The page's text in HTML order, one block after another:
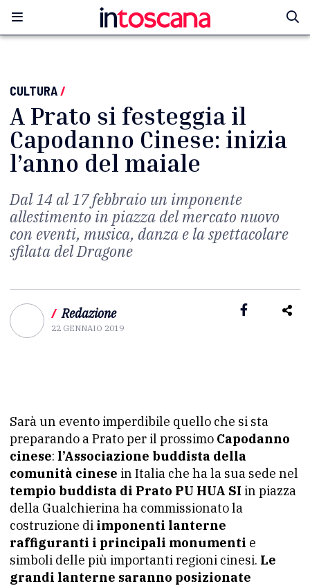
CULTURA/
A Prato si festeggia il
Capodanno Cinese: inizia
l’anno del maiale
Dal 14 al 17 febbraio un imponente
allestimento in piazza del mercato nuovo
con eventi, musica, danza e la spettacolare
sfilata del Dragone
/ Redazione
22 GENNAIO 2019
Sarà un evento imperdibile quello che si sta
preparando a Prato per il prossimo Capodanno
cinese: l’Associazione buddista della
comunità cinese in Italia che ha la sua sede nel
tempio buddista di Prato PU HUA SI in piazza
della Gualchierina ha commissionato la
costruzione di imponenti lanterne
raffiguranti i principali monumenti e
simboli delle più importanti regioni cinesi. Le
grandi lanterne saranno posizionate